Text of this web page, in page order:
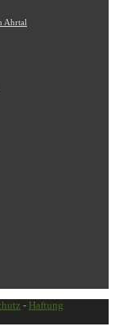
Ahrtal
- Haftung